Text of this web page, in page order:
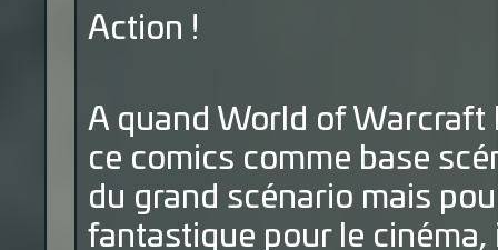
Action !
A quand World of Warcraft
ce comics comme base
du grand scénario mais
fantastique pour le